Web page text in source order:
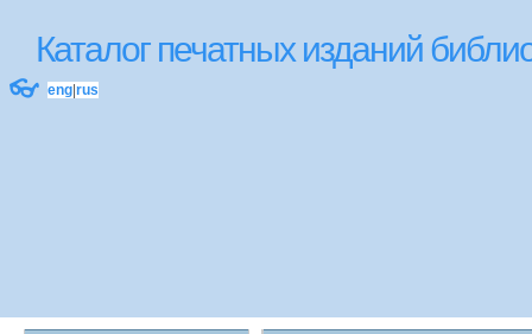
Каталог печатных изданий
👓 eng rus